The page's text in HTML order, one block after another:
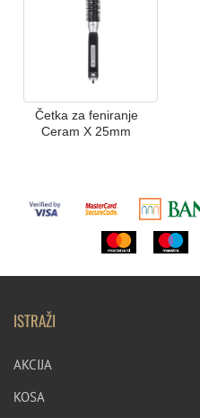
Četka za feniranje
Ceram X 25mm
ISTRAŽI
AKCIJA
KOSA